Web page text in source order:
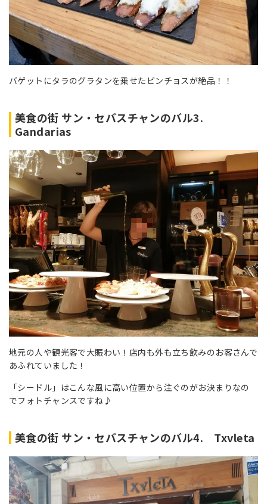
バゲットにタラのグラタンを乗せたピンチョスが絶品！！
美食の街 サン・セバスチャンのバル3.
Gandarias
地元の人や観光客で大賑わい！店内も外も立ち飲みのお客さんで
あふれていました！
「シードル」はこんな風に高い位置から注ぐのがお決まりなの
でフォトチャンスですね♪
美食の街 サン・セバスチャンのバル4. Txvleta